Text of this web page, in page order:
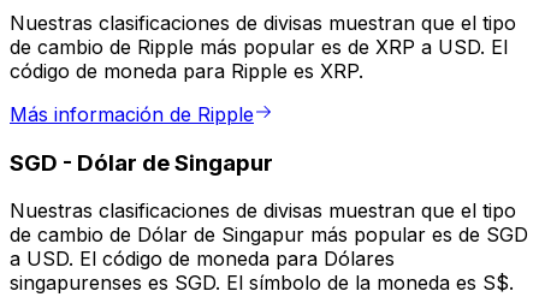
Nuestras clasificaciones de divisas muestran que el tipo
de cambio de Ripple más popular es de XRP a USD. El
código de moneda para Ripple es XRP.
Más información de Ripple
SGD - Dólar de Singapur
Nuestras clasificaciones de divisas muestran que el tipo
de cambio de Dólar de Singapur más popular es de SGD
a USD. El código de moneda para Dólares
singapurenses es SGD. El símbolo de la moneda es S$.